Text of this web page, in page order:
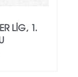
LIG, 1.